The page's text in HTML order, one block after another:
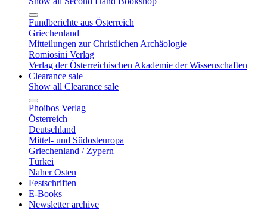
Fundberichte aus Österreich
Griechenland
Mitteilungen zur Christlichen Archäologie
Romiosini Verlag
Verlag der Österreichischen Akademie der Wissenschaften
Clearance sale
Show all Clearance sale
Phoibos Verlag
Österreich
Deutschland
Mittel- und Südosteuropa
Griechenland / Zypern
Türkei
Naher Osten
Festschriften
E-Books
Newsletter archive